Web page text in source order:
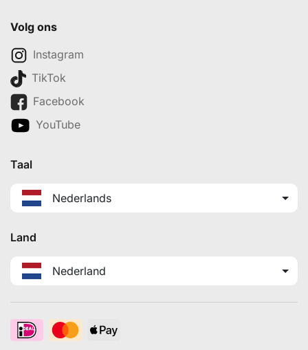
Volg ons
Instagram
TikTok
Facebook
YouTube
Taal
Nederlands
Land
Nederland